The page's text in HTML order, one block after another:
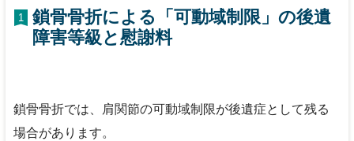
1
鎖骨骨折による「可動域制限」の後遺
障害等級と慰謝料
鎖骨骨折では、肩関節の可動域制限が後遺症として残る
場合があります。